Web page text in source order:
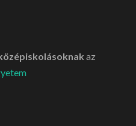
az